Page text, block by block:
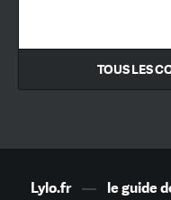
TOUS LES
Lylo.fr— le guide